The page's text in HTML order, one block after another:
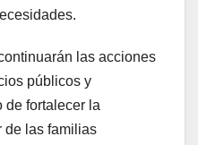
las acciones
públicos y
de fortalecer la
de las familias